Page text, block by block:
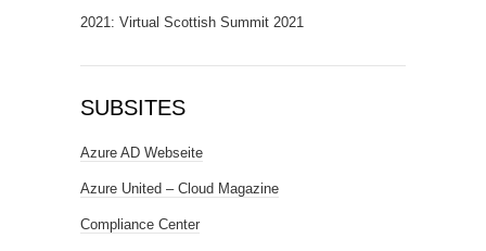
2021: Virtual Scottish Summit 2021
SUBSITES
Azure AD Webseite
Azure United – Cloud Magazine
Compliance Center